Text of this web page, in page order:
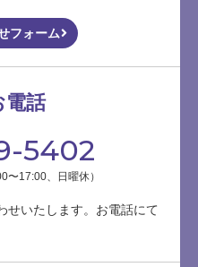
フォーム
電話
5402
〜17:00、日曜休）
せいたします。お電話にて